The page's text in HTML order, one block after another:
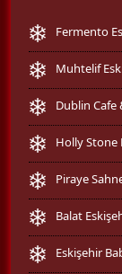
Fermento
Muhtelif
Dublin Cafe
Holly Stone
Piraye
Balat
Eskişehir